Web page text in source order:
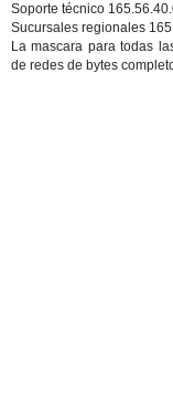
Soporte técnico
Sucursales regionales
La mascara para todas
de redes de bytes